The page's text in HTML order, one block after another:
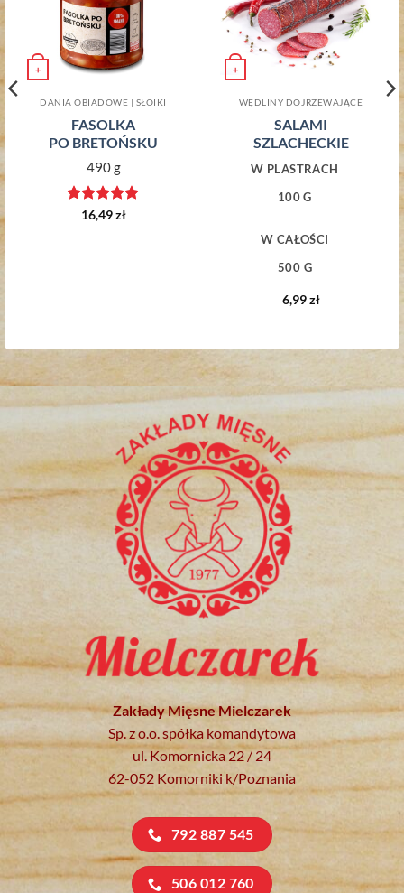
+
DANIA OBIADOWE | SŁOIKI
FASOLKA
PO BRETOŃSKU
490 g
Oceniono
16,49zł
+
Ten produkt ma
WĘDLINY DOJRZEWAJĄCE
SALAMI
SZLACHECKIE
W PLASTRACH
100 G
W CAŁOŚCI
500 G
6,99zł
Zakłady Mięsne Mielczarek
Sp. z o.o. spółka komandytowa
ul. Komornicka 22 / 24
62-052 Komorniki k/Poznania
792 887 545
506 012 760